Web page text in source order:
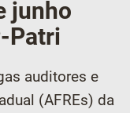
junho
Patri
auditores e
(AFREs) da